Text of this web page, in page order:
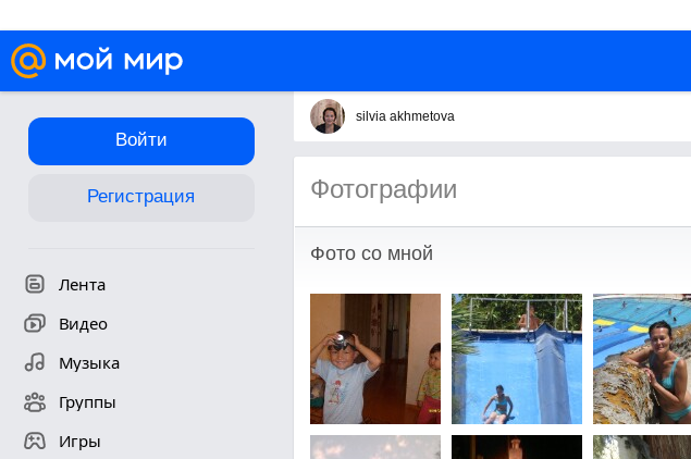
Войти
Регистрация
Лента
Видео
Музыка
Группы
Игры
silvia akhmetova
Фотографии
Фото со мной